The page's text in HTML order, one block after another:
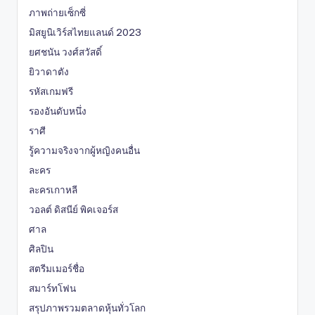
ภาพถ่ายเซ็กซี่
มิสยูนิเวิร์สไทยแลนด์ 2023
ยศชนัน วงศ์สวัสดิ์
ยิวาดาตัง
รหัสเกมฟรี
รองอันดับหนึ่ง
ราศี
รู้ความจริงจากผู้หญิงคนอื่น
ละคร
ละครเกาหลี
วอลต์ ดิสนีย์ พิคเจอร์ส
ศาล
ศิลปิน
สตรีมเมอร์ชื่อ
สมาร์ทโฟน
สรุปภาพรวมตลาดหุ้นทั่วโลก